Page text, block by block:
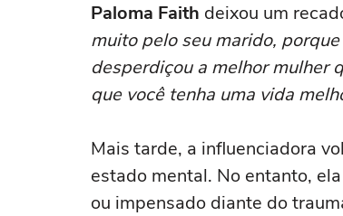
Paloma Faith deixou um
muito pelo seu marido,
desperdiçou a melhor mulher
que você tenha uma vida
Mais tarde, a influenciadora
estado mental. No entanto,
ou impensado diante do